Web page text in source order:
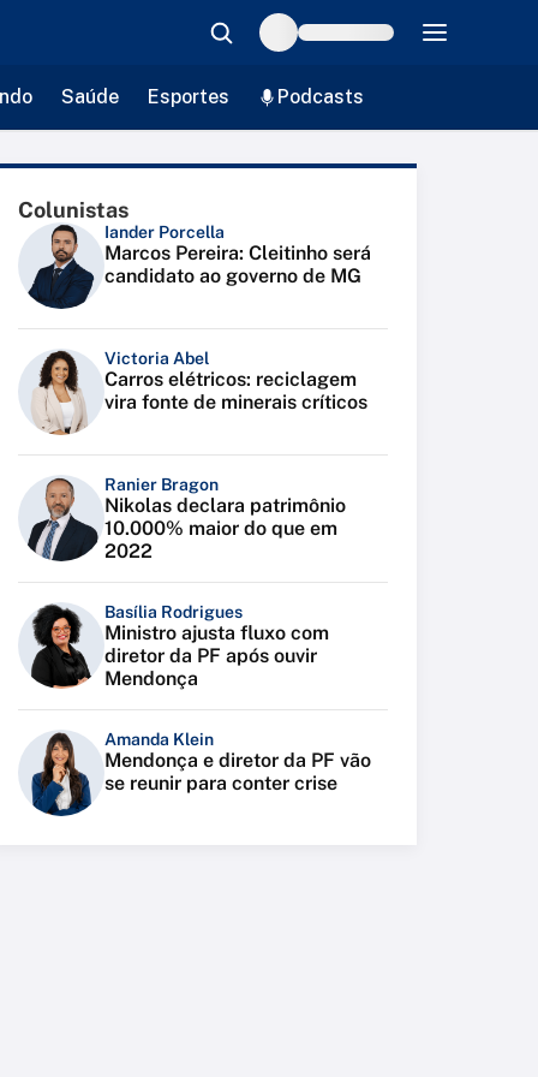
Saúde Esportes Podcasts
Colunistas
Iander Porcella
Marcos Pereira: Cleitinho será
candidato ao governo de MG
Victoria Abel
Carros elétricos: reciclagem
vira fonte de minerais críticos
Ranier Bragon
Nikolas declara patrimônio
10.000% maior do que em
2022
Basília Rodrigues
Ministro ajusta fluxo com
diretor da PF após ouvir
Mendonça
Amanda Klein
Mendonça e diretor da PF vão
se reunir para conter crise